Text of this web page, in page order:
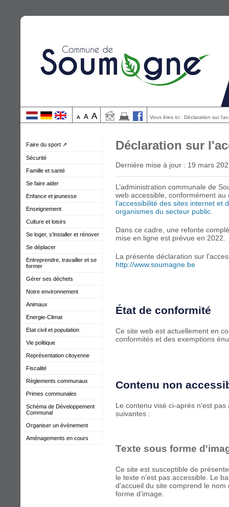
Vous êtes ici : Déclaration sur
Faire du sport ↗
Sécurité
Famille et santé
Se faire aider
Enfance et jeunesse
Enseignement
Culture et loisirs
Se loger, s'installer et rénover
Se déplacer
Entreprendre, travailler et se
former
Gérer ses déchets
Notre environnement
Animaux
Energie-Climat
Etat civil et population
Vie politique
Représentation citoyenne
Fiscalité
Règlements communaux
Primes communales
Schéma de Développement
Communal
Organiser un événement
Aménagements en cours
Déclaration sur
Dernière mise à jour : 19 mars
L’administration communale de
web accessible, conformément au
l'accessibilité des sites internet et
organismes du secteur public
Dans ce cadre, une refonte
mise en ligne est prévue en 2022.
La présente déclaration sur
http://www.soumagne.be
État de conformité
Ce site web est actuellement en
conformités et des exemptions
Contenu non
Le contenu visé ci-après n'est
suivantes :
Texte sous forme
Ce site est susceptible de
le texte n’est pas accessible. Le
d'accueil du site comprend le
forme d’image.